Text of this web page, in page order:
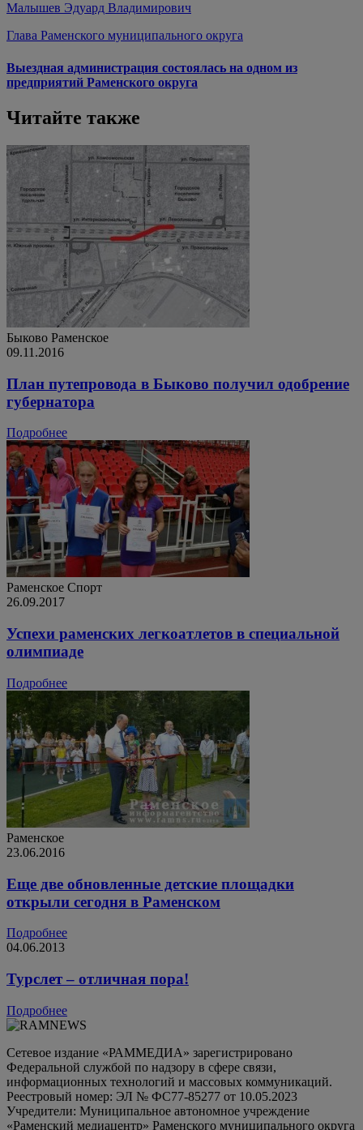
Малышев Эдуард Владимирович
Глава Раменского муниципального округа
Выездная администрация состоялась на одном из
предприятий Раменского округа
Читайте также
Быково Раменское
09.11.2016
План путепровода в Быково получил одобрение
губернатора
Подробнее
Раменское Спорт
26.09.2017
Успехи раменских легкоатлетов в специальной
олимпиаде
Подробнее
Раменское
23.06.2016
Еще две обновленные детские площадки
открыли сегодня в Раменском
Подробнее
04.06.2013
Турслет – отличная пора!
Подробнее
Сетевое издание «РАММЕДИА» зарегистрировано
Федеральной службой по надзору в сфере связи,
информационных технологий и массовых коммуникаций.
Реестровый номер: ЭЛ № ФС77-85277 от 10.05.2023
Учредители: Муниципальное автономное учреждение
«Раменский медиацентр» Раменского муниципального округа